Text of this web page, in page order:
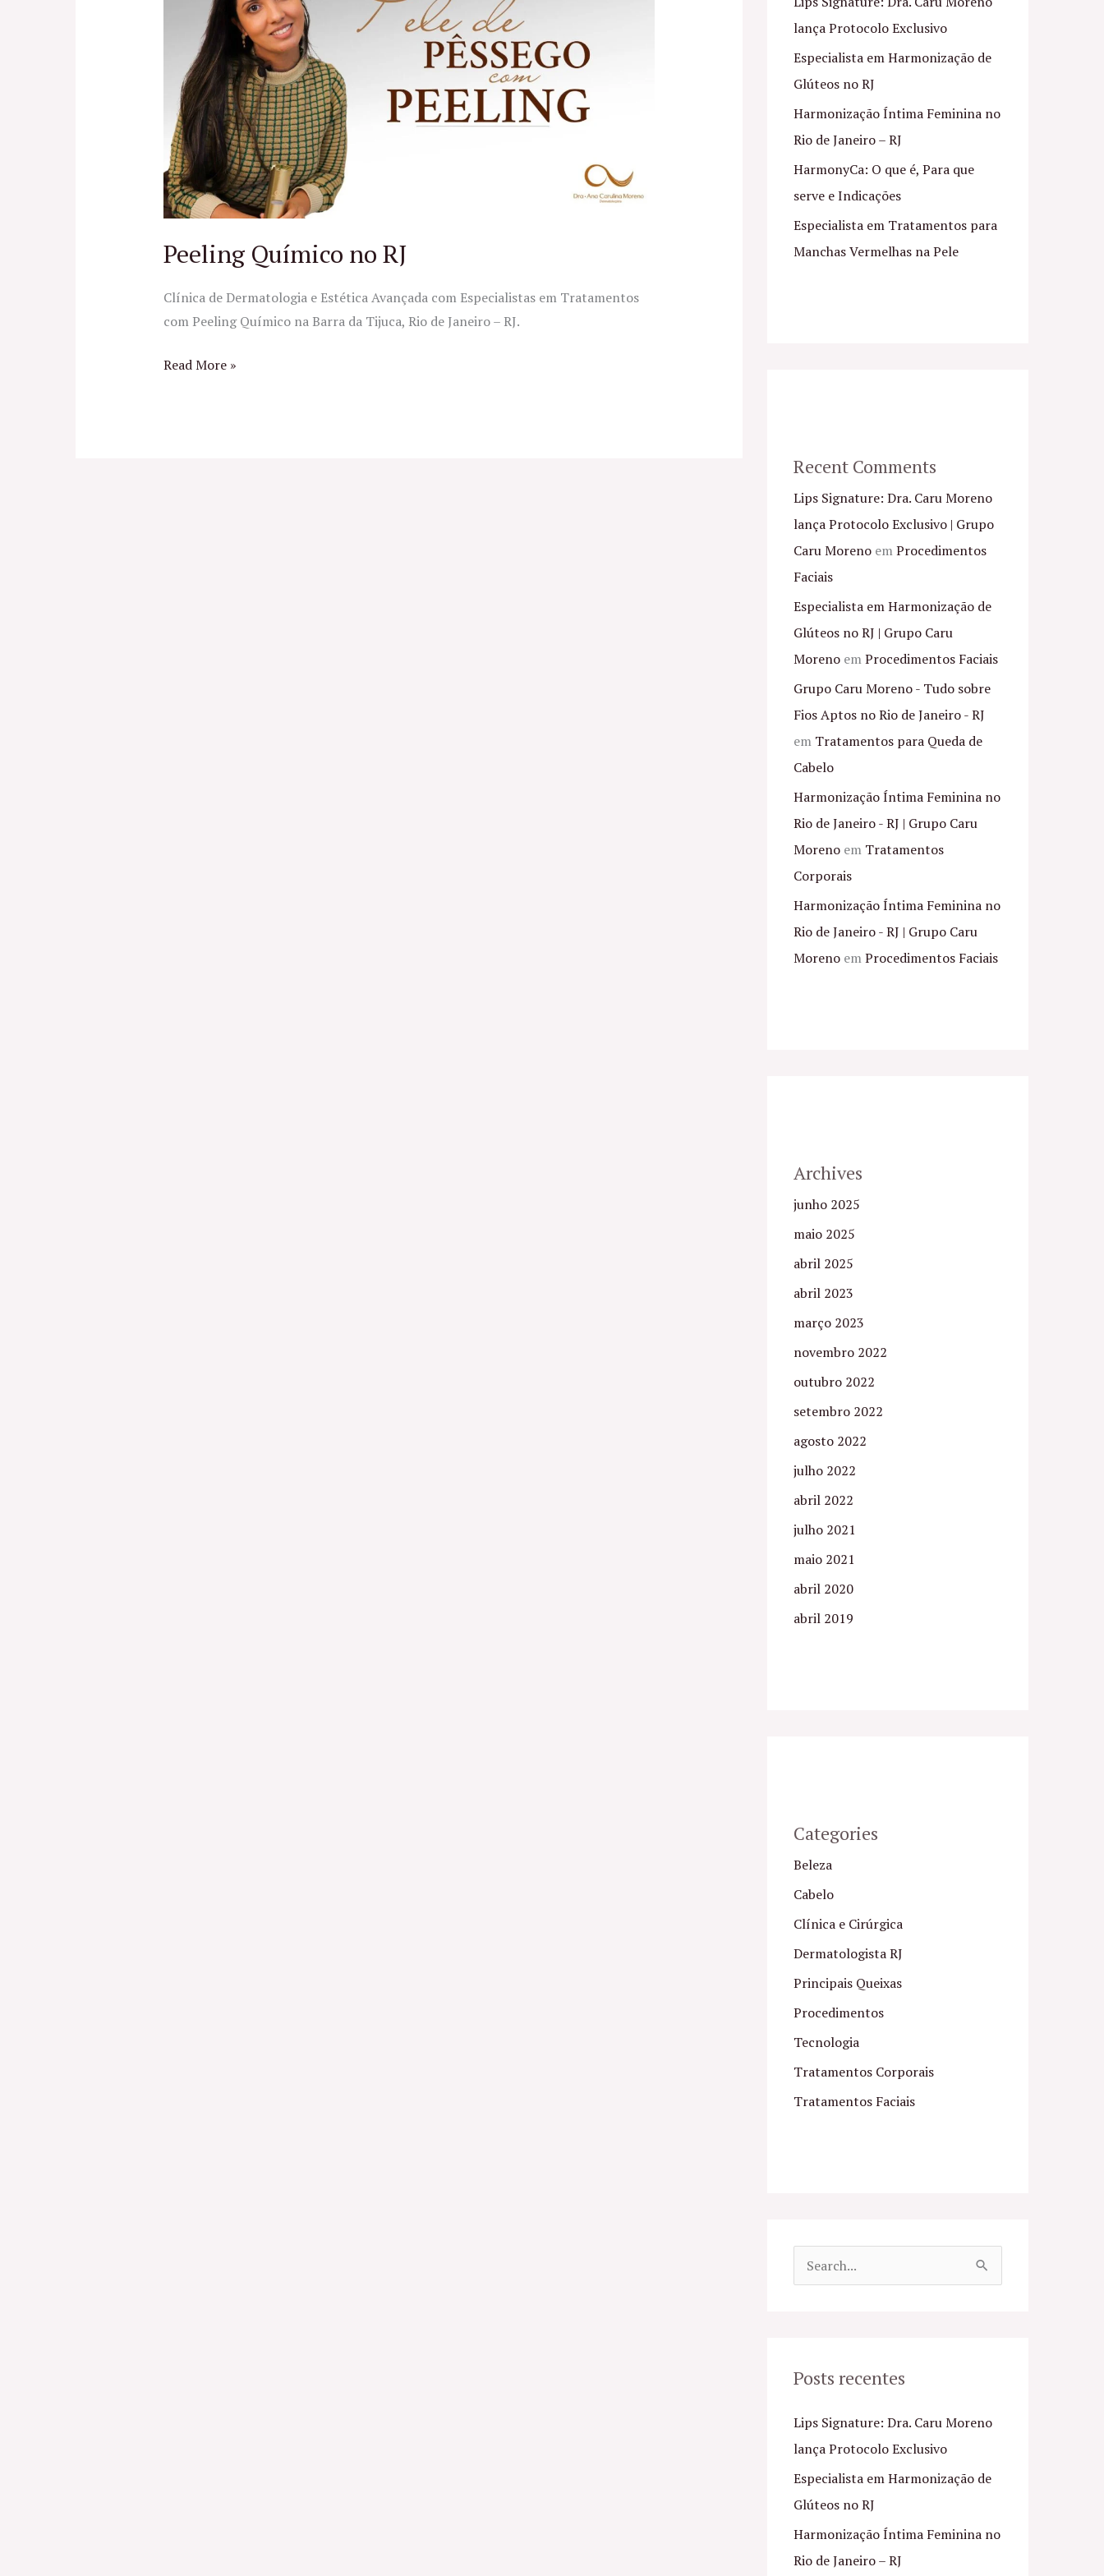
Peeling Químico no RJ
Clínica de Dermatologia e Estética Avançada com Especialistas em Tratamentos
com Peeling Químico na Barra da Tijuca, Rio de Janeiro – RJ.
Read More »
lança Protocolo Exclusivo
Especialista em Harmonização de
Glúteos no RJ
Harmonização Íntima Feminina no
Rio de Janeiro – RJ
HarmonyCa: O que é, Para que
serve e Indicações
Especialista em Tratamentos para
Manchas Vermelhas na Pele
Recent Comments
Lips Signature: Dra. Caru Moreno
lança Protocolo Exclusivo | Grupo
Caru Moreno emProcedimentos
Faciais
Especialista em Harmonização de
Glúteos no RJ | Grupo Caru
Moreno emProcedimentos Faciais
Grupo Caru Moreno - Tudo sobre
Fios Aptos no Rio de Janeiro - RJ
em Tratamentos para Queda de
Cabelo
Harmonização Íntima Feminina no
Rio de Janeiro - RJ | Grupo Caru
Moreno em Tratamentos
Corporais
Harmonização Íntima Feminina no
Rio de Janeiro - RJ | Grupo Caru
Moreno emProcedimentos Faciais
Archives
junho 2025
maio 2025
abril 2025
abril 2023
março 2023
novembro 2022
outubro 2022
setembro 2022
agosto 2022
julho 2022
abril 2022
julho 2021
maio 2021
abril 2020
abril 2019
Categories
Beleza
Cabelo
Clínica e Cirúrgica
Dermatologista RJ
Principais Queixas
Procedimentos
Tecnologia
Tratamentos Corporais
Tratamentos Faciais
u
s
a
r
p
o
r
Posts recentes
Lips Signature: Dra. Caru Moreno
lança Protocolo Exclusivo
Especialista em Harmonização de
Glúteos no RJ
Harmonização Íntima Feminina no
Rio de Janeiro – RJ